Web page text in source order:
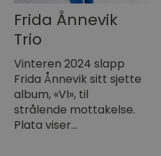
Frida Ånnevik
Trio
Vinteren 2024 slapp
Frida Ånnevik sitt sjette
album, «VI», til
strålende mottakelse.
Plata viser…